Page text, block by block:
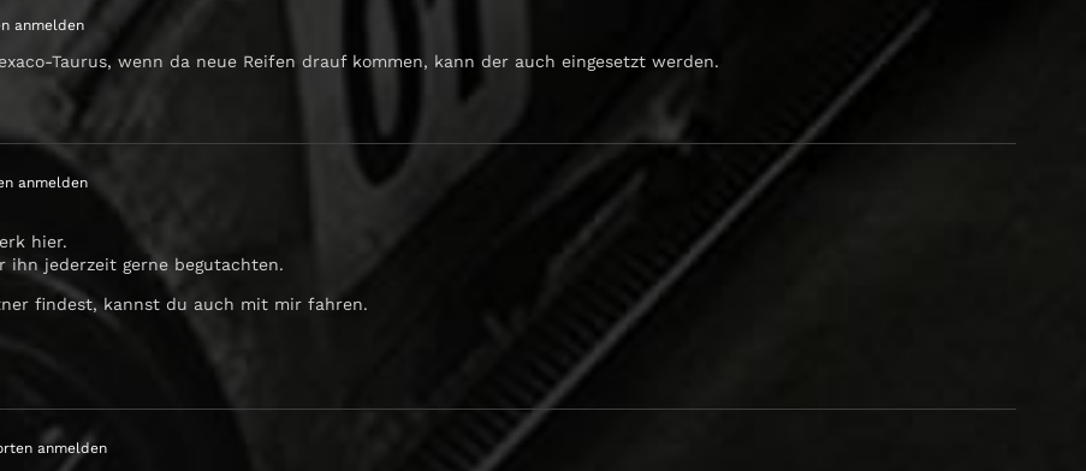
anmelden
Taurus, wenn da neue Reifen drauf kommen, kann der auch eingesetzt werden.
anmelden
hier.
ihn jederzeit gerne begutachten.
findest, kannst du auch mit mir fahren.
anmelden